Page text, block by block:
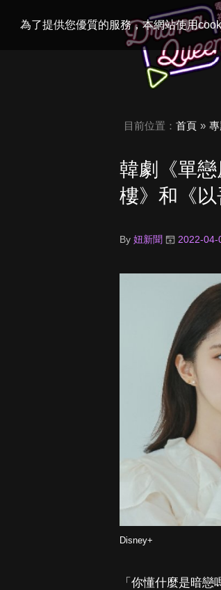
為了提供您優質的服務，本網站使用
目前位置： 首頁
韓劇《單
樓》和《
By 妞新聞 2022-04-
Disney+
「你懂什麼是暗